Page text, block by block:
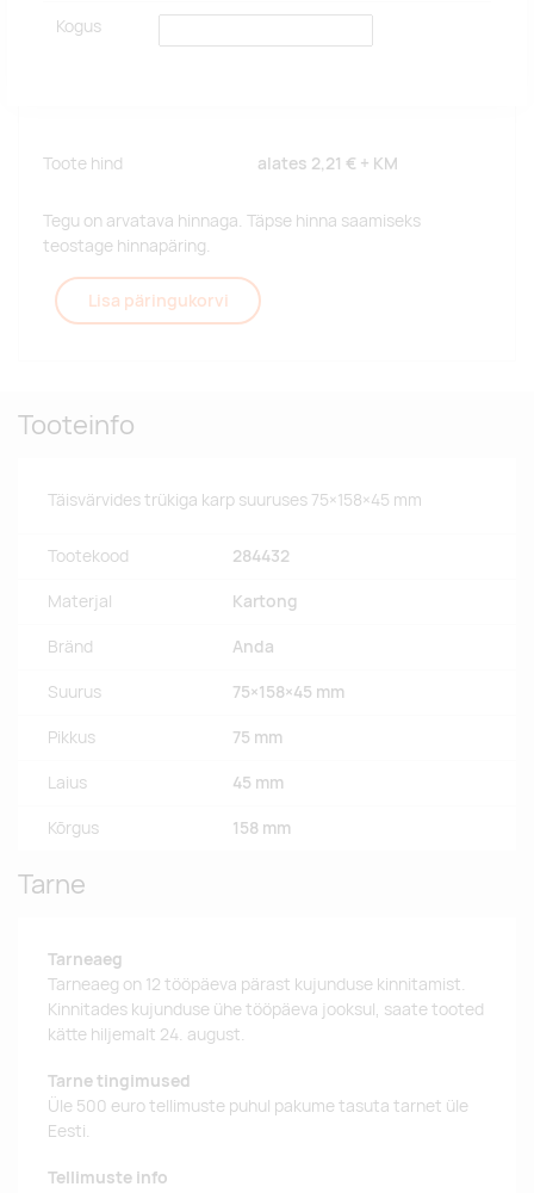
Kogus
Toote hind alates 2,21 € + KM
Tegu on arvatava hinnaga. Täpse hinna saamiseks
teostage hinnapäring.
Lisa päringukorvi
Tooteinfo
Täisvärvides trükiga karp suuruses 75×158×45 mm
Tootekood 284432
Materjal Kartong
Bränd Anda
Suurus 75×158×45 mm
Pikkus 75 mm
Laius 45 mm
Kõrgus 158 mm
Tarne
Tarneaeg
Tarneaeg on 12 tööpäeva pärast kujunduse kinnitamist.
Kinnitades kujunduse ühe tööpäeva jooksul, saate tooted
kätte hiljemalt 24. august.
Tarne tingimused
Üle 500 euro tellimuste puhul pakume tasuta tarnet üle
Eesti.
Tellimuste info